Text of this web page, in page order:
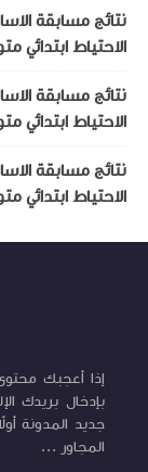
الاحتياط ابتدائي
الاحتياط ابتدائي
الاحتياط ابتدائي
إذا أعجبك
بإدخال بريدك
جديد المدونة
المجاور ...